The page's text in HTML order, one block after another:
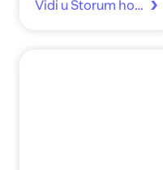
Vidi u Storum home